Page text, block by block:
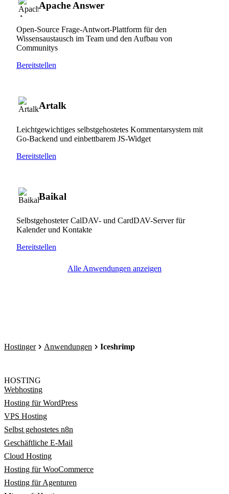
Apache Answer
Open-Source Frage-Antwort-Plattform für den
Wissensaustausch im Team und den Aufbau von
Communitys
Bereitstellen
Artalk
Leichtgewichtiges selbstgehostetes Kommentarsystem mit
Go-Backend und einbettbarem JS-Widget
Bereitstellen
Baikal
Selbstgehosteter CalDAV- und CardDAV-Server für
Kalender und Kontakte
Bereitstellen
Alle Anwendungen anzeigen
Hostinger Anwendungen Iceshrimp
HOSTING
Webhosting
Hosting für WordPress
VPS Hosting
Selbst gehostetes n8n
Geschäftliche E-Mail
Cloud Hosting
Hosting für WooCommerce
Hosting für Agenturen